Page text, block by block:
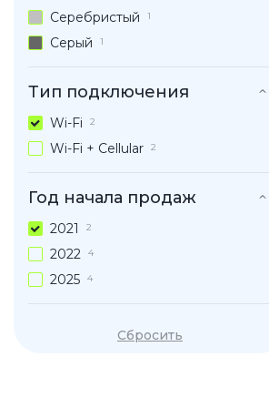
Серебристый 1
Серый 1
Тип подключения
Wi-Fi 2
Wi-Fi + Cellular 2
Год начала продаж
2021 2
2022 4
2025 4
Сбросить